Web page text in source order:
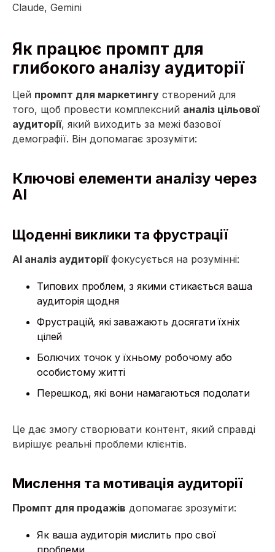
Claude, Gemini
Як працює промпт для
глибокого аналізу аудиторії
Цей промпт для маркетингу створений для
того, щоб провести комплексний аналіз цільової
аудиторії, який виходить за межі базової
демографії. Він допомагає зрозуміти:
Ключові елементи аналізу через
AI
Щоденні виклики та фрустрації
AI аналіз аудиторіїфокусується на розумінні:
Типових проблем, з якими стикається ваша
аудиторія щодня
Фрустрацій, які заважають досягати їхніх
цілей
Болючих точок у їхньому робочому або
особистому житті
Перешкод, які вони намагаються подолати
Це дає змогу створювати контент, який справді
вирішує реальні проблеми клієнтів.
Мислення та мотивація аудиторії
Промпт для продажів допомагає зрозуміти:
Як ваша аудиторія мислить про свої